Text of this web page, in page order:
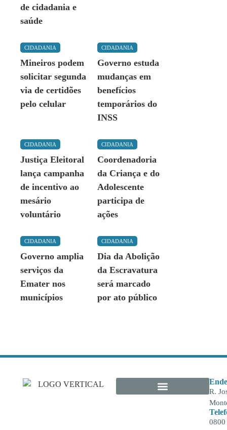
de cidadania e
saúde
CIDADANIA
Mineiros podem
solicitar segunda
via de certidões
pelo celular
CIDADANIA
Governo estuda
mudanças em
benefícios
temporários do
INSS
CIDADANIA
Justiça Eleitoral
lança campanha
de incentivo ao
mesário
voluntário
CIDADANIA
Coordenadoria
da Criança e do
Adolescente
participa de
ações
CIDADANIA
Governo amplia
serviços da
Emater nos
municípios
CIDADANIA
Dia da Abolição
da Escravatura
será marcado
por ato público
R.
0800